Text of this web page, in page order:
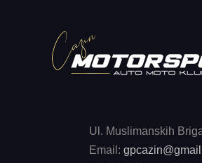
Ul. Muslimanskih
Email: